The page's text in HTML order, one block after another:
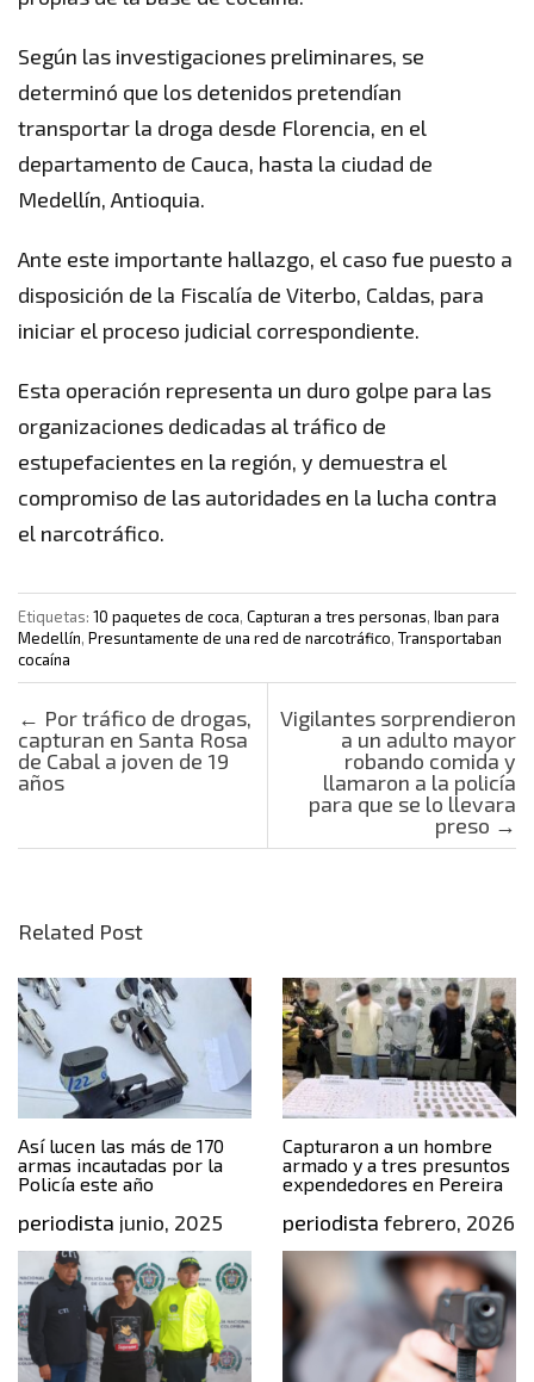
Según las investigaciones preliminares, se
determinó que los detenidos pretendían
transportar la droga desde Florencia, en el
departamento de Cauca, hasta la ciudad de
Medellín, Antioquia.
Ante este importante hallazgo, el caso fue puesto a
disposición de la Fiscalía de Viterbo, Caldas, para
iniciar el proceso judicial correspondiente.
Esta operación representa un duro golpe para las
organizaciones dedicadas al tráfico de
estupefacientes en la región, y demuestra el
compromiso de las autoridades en la lucha contra
el narcotráfico.
Etiquetas: 10 paquetes de coca, Capturan a tres personas, Iban para
Medellín, Presuntamente de una red de narcotráfico, Transportaban
cocaína
Post navigation
← Por tráfico de drogas,
capturan en Santa Rosa
de Cabal a joven de 19
años
Vigilantes sorprendieron
a un adulto mayor
robando comida y
llamaron a la policía
para que se lo llevara
preso →
Related Post
Así lucen las más de 170
armas incautadas por la
Policía este año
periodista junio, 2025
Capturaron a un hombre
armado y a tres presuntos
expendedores en Pereira
periodista febrero, 2026